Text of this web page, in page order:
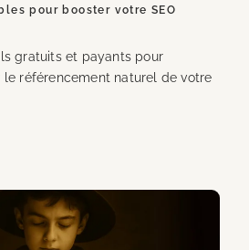
pour booster votre SEO
gratuits et payants pour
référencement naturel de votre